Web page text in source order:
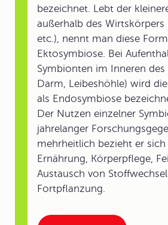
bezeichnet. Lebt der
außerhalb des Wirtskörpers
etc.), nennt man diese
Ektosymbiose. Bei
Symbionten im Inneren des
Darm, Leibeshöhle) wird
als Endosymbiose
Der Nutzen einzelner
jahrelanger
mehrheitlich bezieht er sich
Ernährung, Körperpflege,
Austausch von
Fortpflanzung.